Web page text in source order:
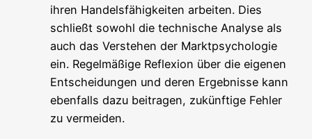
ihren Han­dels­fä­hig­kei­ten arbei­ten. Dies
schließt sowohl die tech­ni­sche Ana­ly­se als
auch das Ver­ste­hen der Markt­psy­cho­lo­gie
ein. Regel­mä­ßi­ge Refle­xi­on über die eige­nen
Ent­schei­dun­gen und deren Ergeb­nis­se kann
eben­falls dazu bei­tra­gen, zukünf­ti­ge Feh­ler
zu vermeiden.